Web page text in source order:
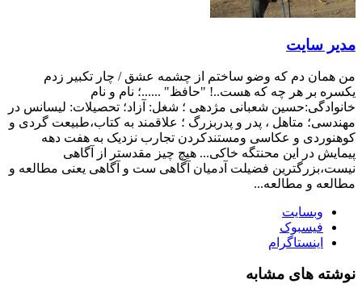
مدیر سایت
من همان دم که وضو ساختم از چشمه عشق / چار تکبیر زدم
یکسره بر هر چه که هست..! "حافظ" ......؛ نام و نام
خانوادگی:حسین شعبانی مژدهی ؛ شغل: آزاد؛ تحصیلات: لیسانس در
مهندسی؛ متاهل ، پدر و پدربزرگ ؛ علاقمند به کتاب،طبیعت گردی و
کوهنوردی و عکاسی ومستندکردن تجارب نزدیک به هفت دهه
پیمایش در این محنتگه خاکی... هیچ چیز مقدستر از آگاهی
نیست،بزرگترین فضیلت آدمیان آگاهی ست و آگاهی یعنی مطالعه و
مطالعه و مطالعه...
وبسایت
فیسبوک
اینستاگرام
نوشته های مشابه